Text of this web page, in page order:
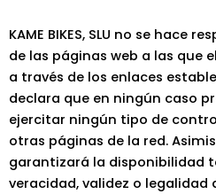
KAME BIKES, SLU no se hace
de las páginas web a las que
a través de los enlaces
declara que en ningún caso
ejercitar ningún tipo de
otras páginas de la red.
garantizará la disponibilidad
veracidad, validez o legalidad